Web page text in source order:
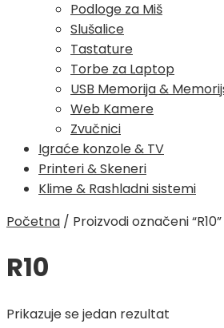
Podloge za Miš
Slušalice
Tastature
Torbe za Laptop
USB Memorija &
Web Kamere
Zvučnici
Igraće konzole & TV
Printeri & Skeneri
Klime & Rashladni sistemi
Početna / Proizvodi označeni “R10”
R10
Prikazuje se jedan rezultat